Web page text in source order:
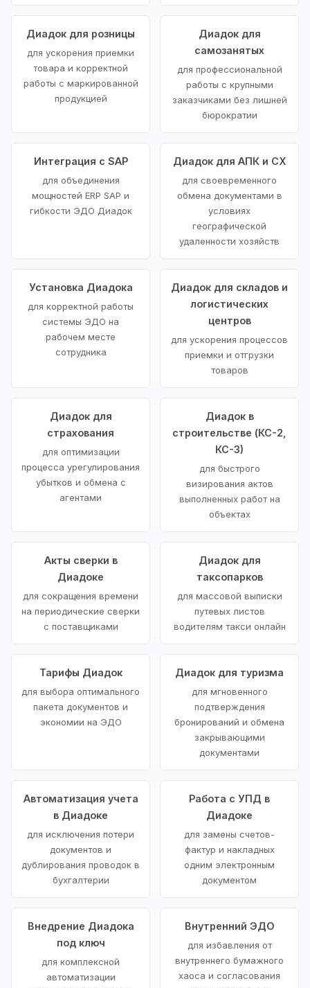
Диадок для розницы
для ускорения приемки
товара и корректной
работы с маркированной
продукцией
Диадок для
самозанятых
для профессиональной
работы с крупными
заказчиками без лишней
бюрократии
Интеграция с SAP
для объединения
мощностей ERP SAP и
гибкости ЭДО Диадок
Диадок для АПК и СХ
для своевременного
обмена документами в
условиях
географической
удаленности хозяйств
Установка Диадока
для корректной работы
системы ЭДО на
рабочем месте
сотрудника
Диадок для складов и
логистических
центров
для ускорения процессов
приемки и отгрузки
товаров
Диадок для
страхования
для оптимизации
процесса урегулирования
убытков и обмена с
агентами
Диадок в
строительстве (КС-2,
КС-3)
для быстрого
визирования актов
выполненных работ на
объектах
Акты сверки в
Диадоке
для сокращения времени
на периодические сверки
с поставщиками
Диадок для
таксопарков
для массовой выписки
путевых листов
водителям такси онлайн
Тарифы Диадок
для выбора оптимального
пакета документов и
экономии на ЭДО
Диадок для туризма
для мгновенного
подтверждения
бронирований и обмена
закрывающими
документами
Автоматизация учета
в Диадоке
для исключения потери
документов и
дублирования проводок в
бухгалтерии
Работа с УПД в
Диадоке
для замены счетов-
фактур и накладных
одним электронным
документом
Внедрение Диадока
под ключ
для комплексной
автоматизации
Внутренний ЭДО
для избавления от
внутреннего бумажного
хаоса и согласования